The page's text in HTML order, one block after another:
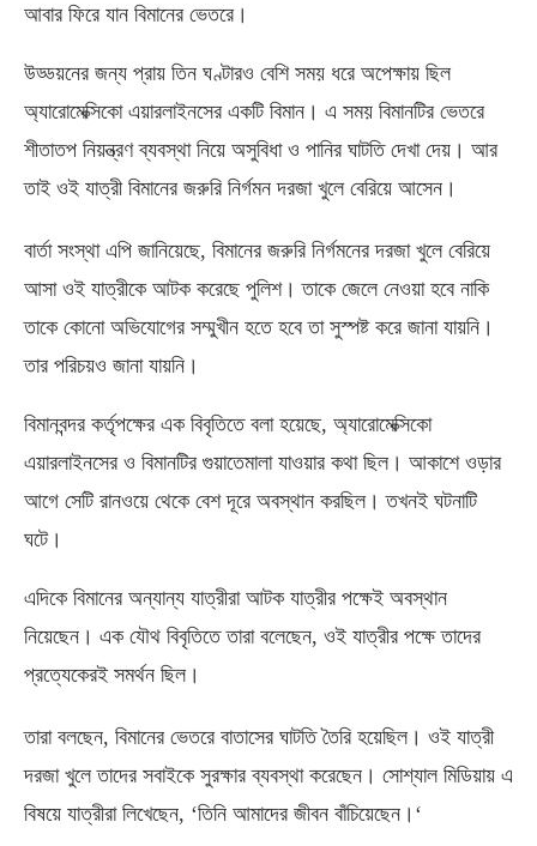
আবার ফিরে যান বিমানের ভেতরে।
উড্ডয়নের জন্য প্রায় তিন ঘণ্টারও বেশি সময় ধরে অপেক্ষায় ছিল
অ্যারোমেক্সিকো এয়ারলাইনসের একটি বিমান। এ সময় বিমানটির ভেতরে
শীতাতপ নিয়ন্ত্রণ ব্যবস্থা নিয়ে অসুবিধা ও পানির ঘাটতি দেখা দেয়। আর
তাই ওই যাত্রী বিমানের জরুরি নির্গমন দরজা খুলে বেরিয়ে আসেন।
বার্তা সংস্থা এপি জানিয়েছে, বিমানের জরুরি নির্গমনের দরজা খুলে বেরিয়ে
আসা ওই যাত্রীকে আটক করেছে পুলিশ। তাকে জেলে নেওয়া হবে নাকি
তাকে কোনো অভিযোগের সম্মুখীন হতে হবে তা সুস্পষ্ট করে জানা যায়নি।
তার পরিচয়ও জানা যায়নি।
বিমানবন্দর কর্তৃপক্ষের এক বিবৃতিতে বলা হয়েছে, অ্যারোমেক্সিকো
এয়ারলাইনসের ও বিমানটির গুয়াতেমালা যাওয়ার কথা ছিল। আকাশে ওড়ার
আগে সেটি রানওয়ে থেকে বেশ দূরে অবস্থান করছিল। তখনই ঘটনাটি
ঘটে।
এদিকে বিমানের অন্যান্য যাত্রীরা আটক যাত্রীর পক্ষেই অবস্থান
নিয়েছেন। এক যৌথ বিবৃতিতে তারা বলেছেন, ওই যাত্রীর পক্ষে তাদের
প্রত্যেকেরই সমর্থন ছিল।
তারা বলছেন, বিমানের ভেতরে বাতাসের ঘাটতি তৈরি হয়েছিল। ওই যাত্রী
দরজা খুলে তাদের সবাইকে সুরক্ষার ব্যবস্থা করেছেন। সোশ্যাল মিডিয়ায় এ
বিষয়ে যাত্রীরা লিখেছেন, ‘তিনি আমাদের জীবন বাঁচিয়েছেন। ‘